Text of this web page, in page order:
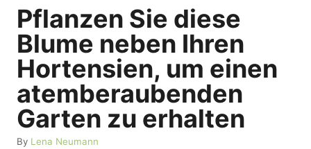
Pflanzen Sie diese
Blume neben Ihren
Hortensien, um einen
atemberaubenden
Garten zu erhalten
By ALena Neumann